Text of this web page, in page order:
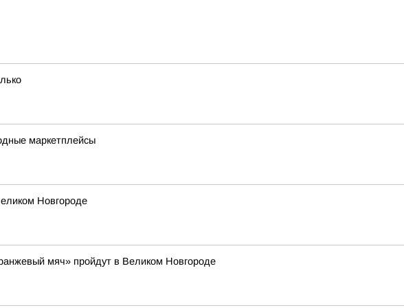
маркетплейсы
Новгороде
мяч» пройдут в Великом Новгороде